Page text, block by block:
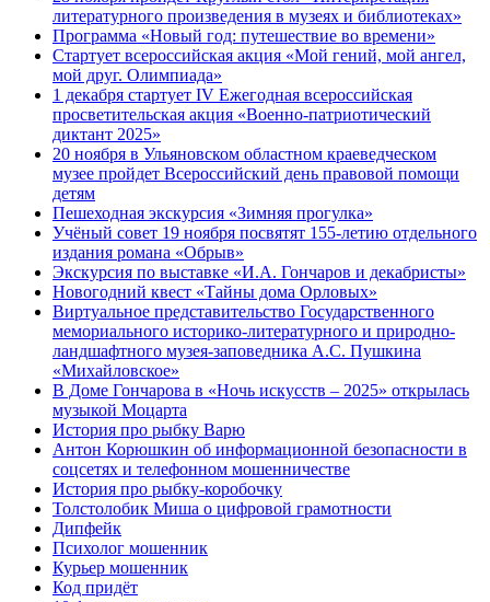
литературного произведения в музеях и библиотеках»
Программа «Новый год: путешествие во времени»
Стартует всероссийская акция «Мой гений, мой ангел,
мой друг. Олимпиада»
1 декабря стартует IV Ежегодная всероссийская
просветительская акция «Военно-патриотический
диктант 2025»
20 ноября в Ульяновском областном краеведческом
музее пройдет Всероссийский день правовой помощи
детям
Пешеходная экскурсия «Зимняя прогулка»
Учёный совет 19 ноября посвятят 155-летию отдельного
издания романа «Обрыв»
Экскурсия по выставке «И.А. Гончаров и декабристы»
Новогодний квест «Тайны дома Орловых»
Виртуальное представительство Государственного
мемориального историко-литературного и природно-
ландшафтного музея-заповедника А.С. Пушкина
«Михайловское»
В Доме Гончарова в «Ночь искусств – 2025» открылась
музыкой Моцарта
История про рыбку Варю
Антон Корюшкин об информационной безопасности в
соцсетях и телефонном мошенничестве
История про рыбку-коробочку
Толстолобик Миша о цифровой грамотности
Дипфейк
Психолог мошенник
Курьер мошенник
Код придёт